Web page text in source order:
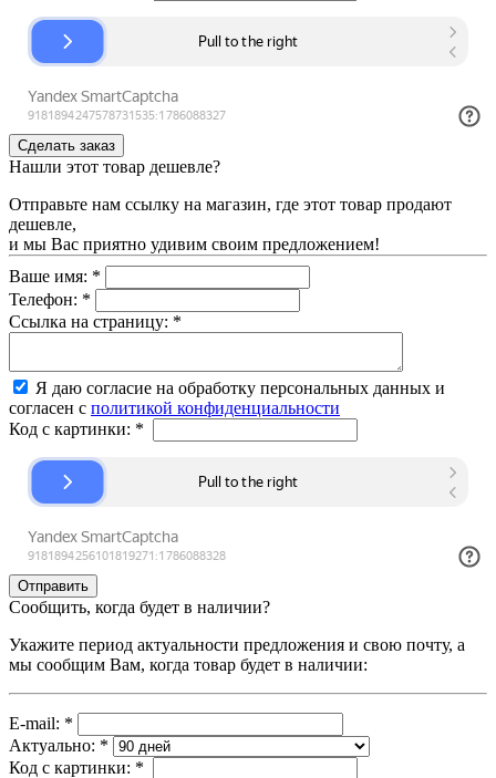
Нашли этот товар дешевле?
Отправьте нам ссылку на магазин, где этот товар продают
дешевле,
и мы Вас приятно удивим своим предложением!
Ваше имя: *
Телефон: *
Ссылка на страницу: *
Я даю согласие на обработку персональных данных и
согласен с политикой конфиденциальности
Код с картинки: *
Сообщить, когда будет в наличии?
Укажите период актуальности предложения и свою почту, а
мы сообщим Вам, когда товар будет в наличии:
E-mail: *
Актуально: *
Код с картинки: *